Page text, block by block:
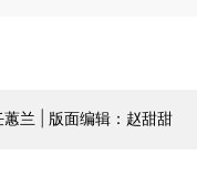
兰 | 版面编辑：赵甜甜